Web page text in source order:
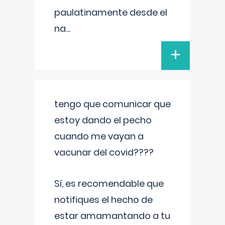
paulatinamente desde el
na...
+
tengo que comunicar que
estoy dando el pecho
cuando me vayan a
vacunar del covid????
Sí, es recomendable que
notifiques el hecho de
estar amamantando a tu